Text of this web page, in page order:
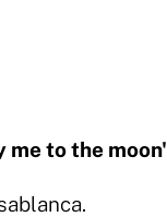
me to the moon'